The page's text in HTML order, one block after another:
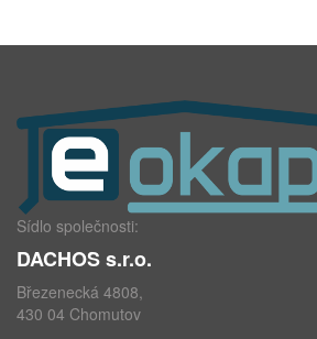
Sídlo společnosti:
DACHOS s.r.o.
Březenecká 4808,
430 04 Chomutov